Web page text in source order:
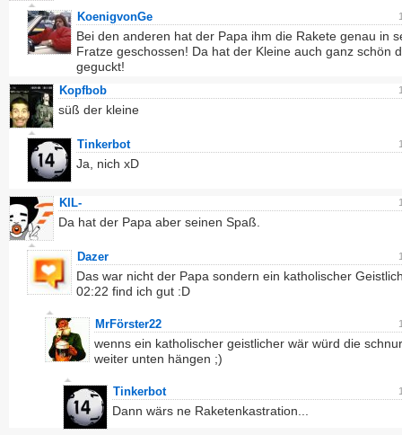
KoenigvonGe
Bei den anderen hat der Papa ihm die Rakete genau in
Fratze geschossen! Da hat der Kleine auch ganz schön
geguckt!
Kopfbob
süß der kleine
Tinkerbot
Ja, nich xD
KIL-
Da hat der Papa aber seinen Spaß.
Dazer
Das war nicht der Papa sondern ein katholischer
02:22 find ich gut :D
MrFörster22
wenns ein katholischer geistlicher wär würd die
weiter unten hängen ;)
Tinkerbot
Dann wärs ne Raketenkastration...